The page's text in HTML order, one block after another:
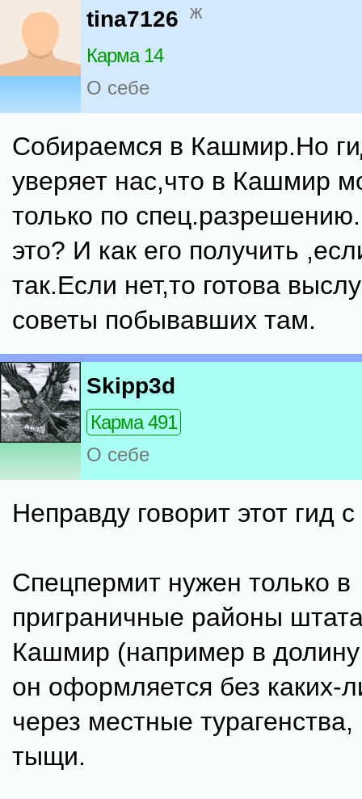
tina7126 ж
Карма 14
О себе
Собираемся в Кашмир.Но
уверяет нас,что в Кашмир
только по
это? И как его получить
так.Если нет,то готова
советы побывавших там.
Skipp3d
Карма 491
О себе
Неправду говорит этот гид
Спецпермит нужен только в
приграничные районы
Кашмир (например в
он оформляется без каких-
через местные
тыщи.